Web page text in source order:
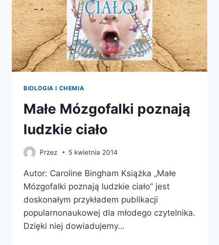
BIOLOGIA I CHEMIA
Małe Mózgofalki poznają
ludzkie ciało
Przez 5 kwietnia 2014
Autor: Caroline Bingham Książka „Małe
Mózgofalki poznają ludzkie ciało” jest
doskonałym przykładem publikacji
popularnonaukowej dla młodego czytelnika.
Dzięki niej dowiadujemy…